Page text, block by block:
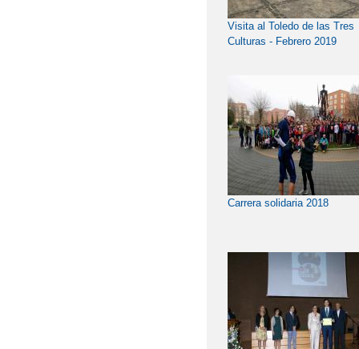
Visita al Toledo de las Tres
Culturas - Febrero 2019
Carrera solidaria 2018